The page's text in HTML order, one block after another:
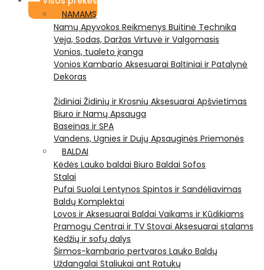
NAMAMS
Namų Apyvokos Reikmenys Buitinė Technika
Veja, Sodas, Daržas Virtuvė ir Valgomasis
Vonios, tualeto įranga
Vonios Kambario Aksesuarai Baltiniai ir Patalynė
Dekoras
Židiniai Židinių ir Krosnių Aksesuarai Apšvietimas
Biuro ir Namų Apsauga
Baseinas ir SPA
Vandens, Ugnies ir Dujų Apsauginės Priemonės
BALDAI
Kėdės Lauko baldai Biuro Baldai Sofos
Stalai
Pufai Suolai Lentynos Spintos ir Sandėliavimas
Baldų Komplektai
Lovos ir Aksesuarai Baldai Vaikams ir Kūdikiams
Pramogų Centrai ir TV Stovai Aksesuarai stalams
Kėdžių ir sofų dalys
Širmos-kambario pertvaros Lauko Baldų
Uždangalai Staliukai ant Ratukų